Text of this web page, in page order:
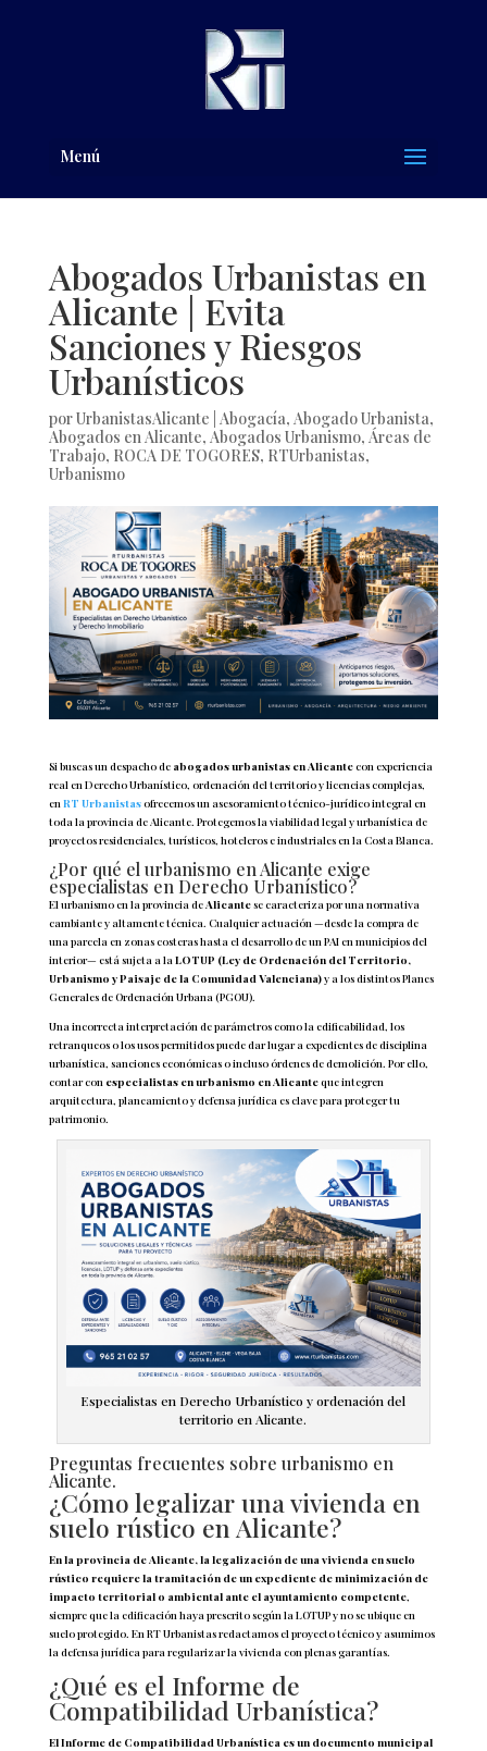
Menú
Abogados Urbanistas en
Alicante | Evita
Sanciones y Riesgos
Urbanísticos
porUrbanistasAlicante Abogacía, Abogado Urbanista,
Abogados en Alicante, Abogados Urbanismo, Áreas de
Trabajo, ROCA DE TOGORES, RTUrbanistas,
Urbanismo
Si buscas un despacho de abogados urbanistas en Alicantecon experiencia
real en Derecho Urbanístico, ordenación del territorio y licencias complejas,
enRT Urbanistasofrecemos un asesoramiento técnico-jurídico integral en
toda la provincia de Alicante. Protegemos la viabilidad legal y urbanística de
proyectos residenciales, turísticos, hoteleros e industriales en la Costa Blanca.
¿Por qué el urbanismo en Alicante exige
especialistas en Derecho Urbanístico?
El urbanismo en la provincia deAlicantese caracteriza por una normativa
cambiante y altamente técnica. Cualquier actuación —desde la compra de
una parcela en zonas costeras hasta el desarrollo de un PAI en municipios del
interior— está sujeta a laLOTUP (Ley de Ordenación del Territorio,
Urbanismo y Paisaje de la Comunidad Valenciana)y a los distintos Planes
Generales de Ordenación Urbana (PGOU).
Una incorrecta interpretación de parámetros como la edificabilidad, los
retranqueos o los usos permitidos puede dar lugar a expedientes de disciplina
urbanística, sanciones económicas o incluso órdenes de demolición. Por ello,
contar con especialistas en urbanismo en Alicanteque integren
arquitectura, planeamiento y defensa jurídica es clave para proteger tu
patrimonio.
Especialistas en Derecho Urbanístico y ordenación del
territorio en Alicante.
Preguntas frecuentes sobre urbanismo en
Alicante.
¿Cómo legalizar una vivienda en
suelo rústico en Alicante?
En la provincia de Alicante, la legalización de una vivienda en suelo
rústico requiere la tramitación de un expediente de minimización de
impacto territorial o ambiental ante el ayuntamiento competente,
siempre que la edificación haya prescrito según la LOTUP y no se ubique en
suelo protegido. En RT Urbanistas redactamos el proyecto técnico y asumimos
la defensa jurídica para regularizar la vivienda con plenas garantías.
¿Qué es el Informe de
Compatibilidad Urbanística?
El Informe de Compatibilidad Urbanística es un documento municipal